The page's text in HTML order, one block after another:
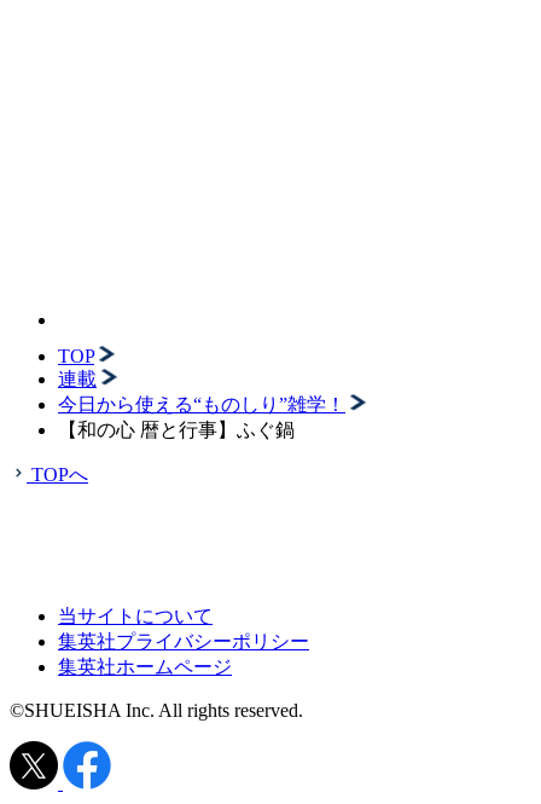
TOP
連載
今日から使える“ものしり”雑学！
【和の心 暦と行事】ふぐ鍋
TOPへ
当サイトについて
集英社プライバシーポリシー
集英社ホームページ
©SHUEISHA Inc. All rights reserved.